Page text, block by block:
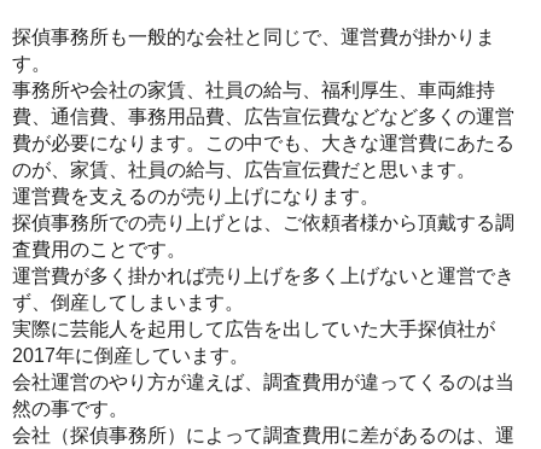
探偵事務所も一般的な会社と同じで、運営費が掛かりま
す。
事務所や会社の家賃、社員の給与、福利厚生、車両維持
費、通信費、事務用品費、広告宣伝費などなど多くの運営
費が必要になります。この中でも、大きな運営費にあたる
のが、家賃、社員の給与、広告宣伝費だと思います。
運営費を支えるのが売り上げになります。
探偵事務所での売り上げとは、ご依頼者様から頂戴する調
査費用のことです。
運営費が多く掛かれば売り上げを多く上げないと運営でき
ず、倒産してしまいます。
実際に芸能人を起用して広告を出していた大手探偵社が
2017年に倒産しています。
会社運営のやり方が違えば、調査費用が違ってくるのは当
然の事です。
会社（探偵事務所）によって調査費用に差があるのは、運